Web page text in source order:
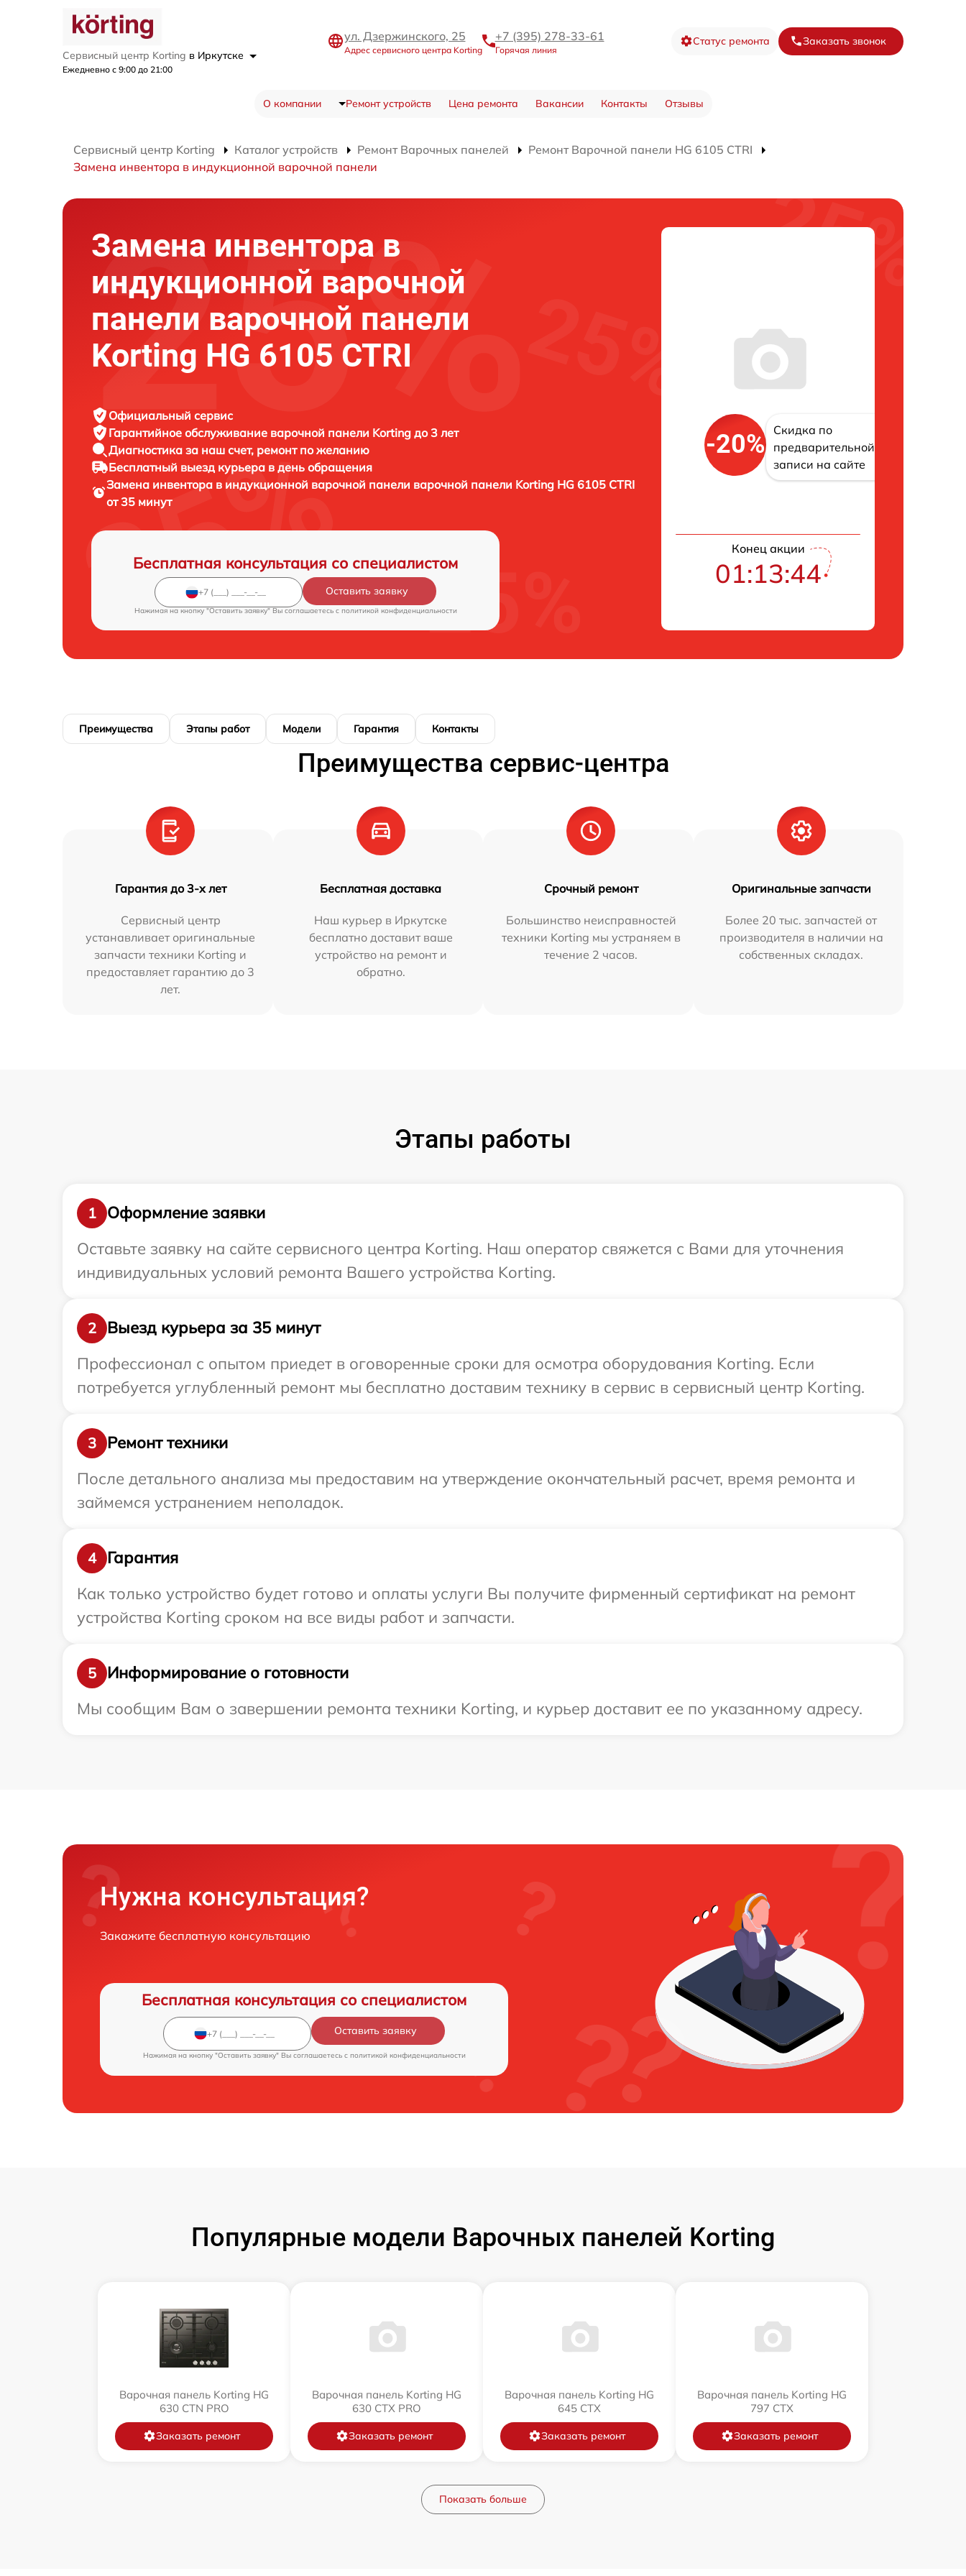
Сервисный центр Korting в Иркутске
Ежедневно с 9:00 до 21:00
ул. Дзержинского, 25
Адрес сервисного центра Korting
+7 (395) 278-33-61
Горячая линия
Статус ремонта Заказать звонок
О компании Ремонт устройств Цена ремонта Вакансии Контакты Отзывы
Сервисный центр Korting Каталог устройств Ремонт Варочных панелей
Ремонт Варочной панели HG 6105 CTRI
Замена инвентора в индукционной варочной панели
Замена инвентора в
индукционной варочной
панели варочной панели
Korting HG 6105 CTRI
Официальный сервис
Гарантийное обслуживание варочной панели Korting до 3 лет
Диагностика за наш счет, ремонт по желанию
Бесплатный выезд курьера в день обращения
Замена инвентора в индукционной варочной панели варочной панели Korting HG 6105 CTRI
от 35 минут
Бесплатная консультация со специалистом
Оставить заявку
Нажимая на кнопку "Оставить заявку" Вы соглашаетесь c политикой конфиденциальности
-20%
Скидка по
предварительной
записи на сайте
Конец акции
01:13:43
Преимущества Этапы работ Модели Гарантия Контакты
Преимущества сервис-центра
Гарантия до 3-х лет
Сервисный центр
устанавливает оригинальные
запчасти техники Korting и
предоставляет гарантию до 3
лет.
Бесплатная доставка
Наш курьер в Иркутске
бесплатно доставит ваше
устройство на ремонт и
обратно.
Срочный ремонт
Большинство неисправностей
техники Korting мы устраняем в
течение 2 часов.
Оригинальные запчасти
Более 20 тыс. запчастей от
производителя в наличии на
собственных складах.
Этапы работы
1
Оформление заявки
Оставьте заявку на сайте сервисного центра Korting. Наш оператор свяжется с Вами для уточнения
индивидуальных условий ремонта Вашего устройства Korting.
2
Выезд курьера за 35 минут
Профессионал с опытом приедет в оговоренные сроки для осмотра оборудования Korting. Если
потребуется углубленный ремонт мы бесплатно доставим технику в сервис в сервисный центр Korting.
3
Ремонт техники
После детального анализа мы предоставим на утверждение окончательный расчет, время ремонта и
займемся устранением неполадок.
4
Гарантия
Как только устройство будет готово и оплаты услуги Вы получите фирменный сертификат на ремонт
устройства Korting сроком на все виды работ и запчасти.
5
Информирование о готовности
Мы сообщим Вам о завершении ремонта техники Korting, и курьер доставит ее по указанному адресу.
Нужна консультация?
Закажите бесплатную консультацию
Бесплатная консультация со специалистом
Оставить заявку
Нажимая на кнопку "Оставить заявку" Вы соглашаетесь c политикой конфиденциальности
Популярные модели Варочных панелей Korting
Варочная панель Korting HG
630 CTN PRO
Заказать ремонт
Варочная панель Korting HG
630 CTX PRO
Заказать ремонт
Варочная панель Korting HG
645 CTX
Заказать ремонт
Варочная панель Korting HG
797 CTX
Заказать ремонт
Показать больше